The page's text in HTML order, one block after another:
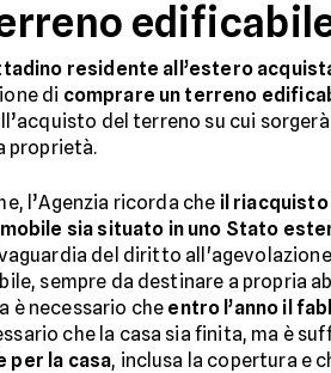
residente all’estero
di comprare un terreno
del terreno su cui
proprietà.
l’Agenzia ricorda che il riacquisto
sia situato in uno Stato
del diritto
sempre da destinare a propria
è necessario che entro l’anno il
che la casa sia finita, ma è
per la casa, inclusa la copertura e